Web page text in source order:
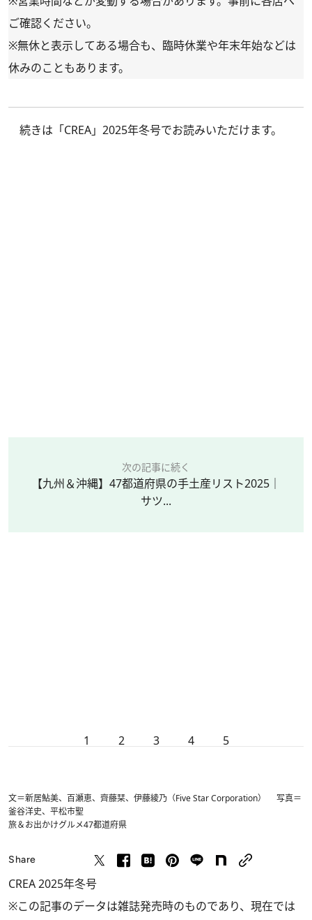
ご確認ください。
※無休と表示してある場合も、臨時休業や年末年始などは
休みのこともあります。
続きは 「CREA」2025年冬号でお読みいただけます。
次の記事に続く
【九州＆沖縄】47都道府県の手土産リスト2025｜
サツ...
1 2 3 4 5
文＝新居鮎美、百瀬恵、齊藤栞、伊藤綾乃（Five Star Corporation） 写真＝
釜谷洋史、平松市聖
旅＆お出かけグルメ47都道府県
Share
CREA 2025年冬号
※この記事のデータは雑誌発売時のものであり、現在では